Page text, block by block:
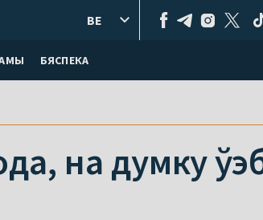
БЯСПЕКА
BE
на думку